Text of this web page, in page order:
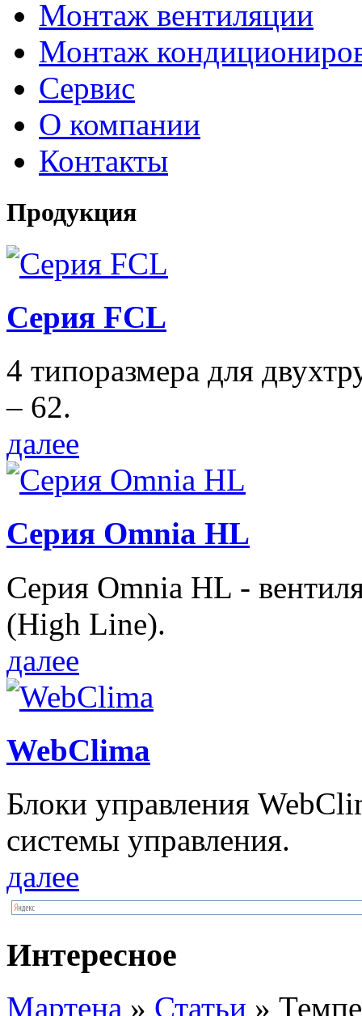
Монтаж вентиляции
Монтаж
Сервис
О компании
Контакты
Продукция
Серия FCL
4 типоразмера для
– 62.
далее
Серия Omnia HL
Серия Omnia HL -
(High Line).
далее
WebClima
Блоки упрaвлeния
системы управления.
далее
Интересное
Мартена » Статьи »